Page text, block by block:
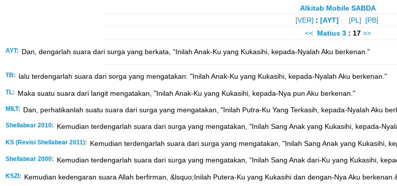
Alkitab Mobile SABDA
[VER] : [AYT] [PL]
[PB]
<< Matius 3 : 17 >>
AYT: Dan, dengarlah suara dari surga yang berkata, “Inilah Anak-Ku yang Kukasihi, kepada-Nyalah Aku berkenan.”
TB: lalu terdengarlah suara dari sorga yang mengatakan: "Inilah Anak-Ku yang Kukasihi, kepada-Nyalah Aku berkenan."
TL: Maka suatu suara dari langit mengatakan, "Inilah Anak-Ku yang Kukasihi, kepada-Nya pun Aku berkenan."
MILT: Dan, perhatikanlah suatu suara dari surga yang mengatakan, "Inilah Putra-Ku Yang Terkasih, kepada-Nyalah Aku
Shellabear 2010: Kemudian terdengarlah suara dari surga yang mengatakan, "Inilah Sang Anak yang Kukasihi, kepada-
KS (Revisi Shellabear 2011): Kemudian terdengarlah suara dari surga yang mengatakan, "Inilah Sang Anak yang Kukasihi,
Shellabear 2000: Kemudian terdengarlah suara dari surga yang mengatakan, “Inilah Sang Anak dari-Ku yang Kukasihi,
KSZI: Kemudian kedengaran suara Allah berfirman, &lsquo;Inilah Putera-Ku yang Kukasihi dan dengan-Nya Aku